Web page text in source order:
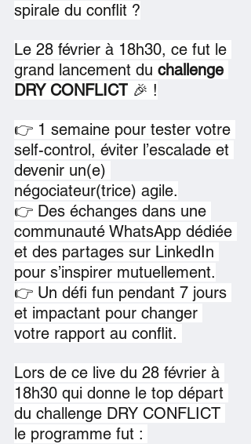
spirale du conflit ?
Le 28 février à 18h30, ce fut le
grand lancement du challenge
DRY CONFLICT 🎉 !
👉 1 semaine pour tester votre
self-control, éviter l’escalade et
devenir un(e)
négociateur(trice) agile.
👉 Des échanges dans une
communauté WhatsApp dédiée
et des partages sur LinkedIn
pour s’inspirer mutuellement.
👉 Un défi fun pendant 7 jours
et impactant pour changer
votre rapport au conflit.
Lors de ce live du 28 février à
18h30 qui donne le top départ
du challenge DRY CONFLICT
le programme fut :